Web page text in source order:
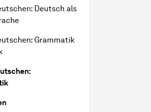
Deutsch als
Grammatik